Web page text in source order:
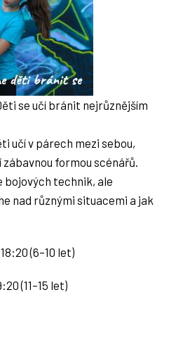
se učí bránit nejrůznějším
učí v párech mezi sebou,
formou scénářů.
bojových technik, ale
nad různými situacemi a jak
(6–10 let)
(11–15 let)